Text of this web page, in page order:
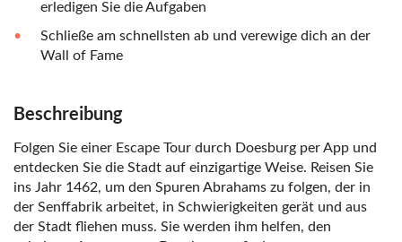
erledigen Sie die Aufgaben
Schließe am schnellsten ab und verewige dich an der
Wall of Fame
Beschreibung
Folgen Sie einer Escape Tour durch Doesburg per App und
entdecken Sie die Stadt auf einzigartige Weise. Reisen Sie
ins Jahr 1462, um den Spuren Abrahams zu folgen, der in
der Senffabrik arbeitet, in Schwierigkeiten gerät und aus
der Stadt fliehen muss. Sie werden ihm helfen, den